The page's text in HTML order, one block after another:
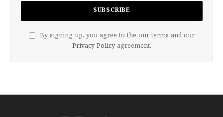
By signing up, you agree to the our terms and our
Privacy Policy agreement.